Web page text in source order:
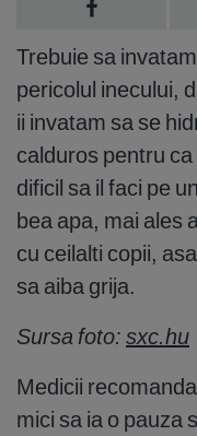
Trebuie sa
pericolul inecului,
ii invatam sa se
calduros pentru
dificil sa il faci pe
bea apa, mai ales
cu ceilalti copii,
sa aiba grija.
Sursa foto: sxc.hu
Medicii
mici sa ia o pauza